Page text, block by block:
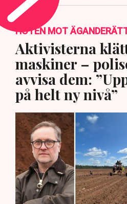
HOTEN MOT
Aktivisterna
maskiner –
avvisa dem:
på helt ny nivå”